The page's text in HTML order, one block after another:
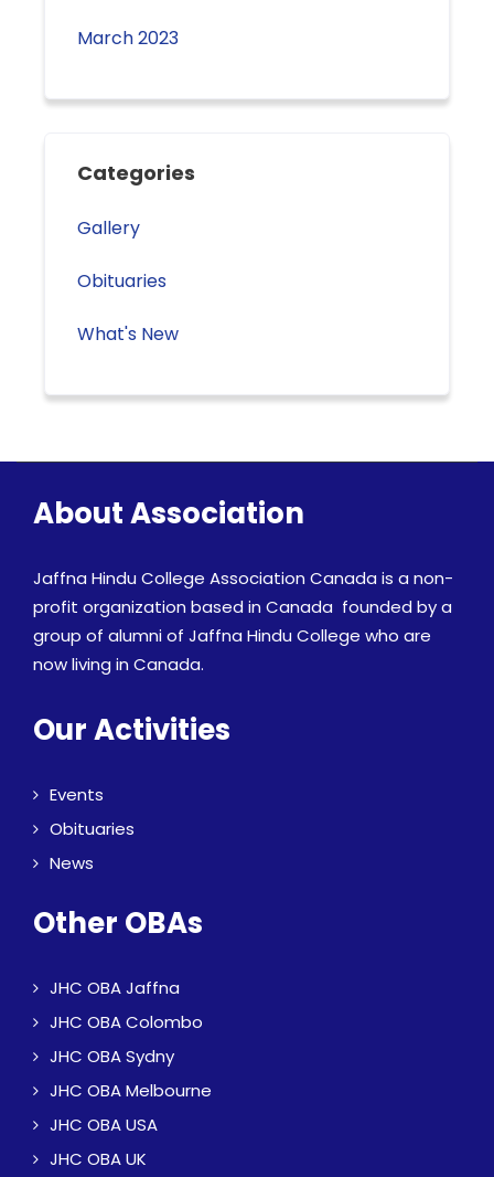
March 2023
Categories
Gallery
Obituaries
What's New
About Association
Jaffna Hindu College Association Canada is a non-
profit organization based in Canada founded by a
group of alumni of Jaffna Hindu College who are
now living in Canada.
Our Activities
Events
Obituaries
News
Other OBAs
JHC OBA Jaffna
JHC OBA Colombo
JHC OBA Sydny
JHC OBA Melbourne
JHC OBA USA
JHC OBA UK